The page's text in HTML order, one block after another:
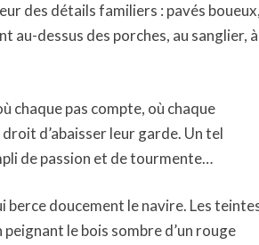
des détails familiers : pavés
au-dessus des porches, au sanglier, à
chaque pas compte, où chaque
d’abaisser leur garde. Un tel
de passion et de tourmente…
berce doucement le navire. Les
le bois sombre d’un rouge